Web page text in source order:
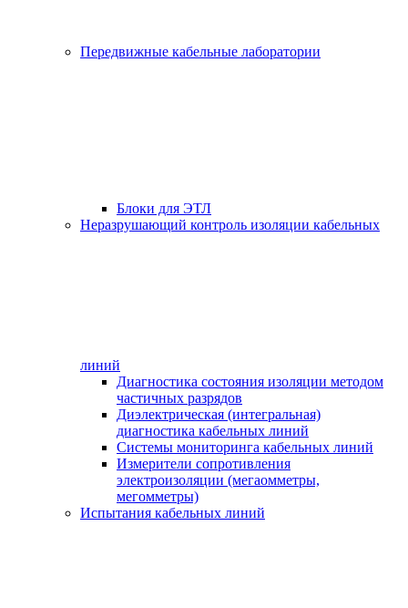
Передвижные кабельные лаборатории
Блоки для ЭТЛ
Неразрушающий контроль изоляции кабельных
линий
Диагностика состояния изоляции методом
частичных разрядов
Диэлектрическая (интегральная)
диагностика кабельных линий
Системы мониторинга кабельных линий
Измерители сопротивления
электроизоляции (мегаомметры,
мегомметры)
Испытания кабельных линий